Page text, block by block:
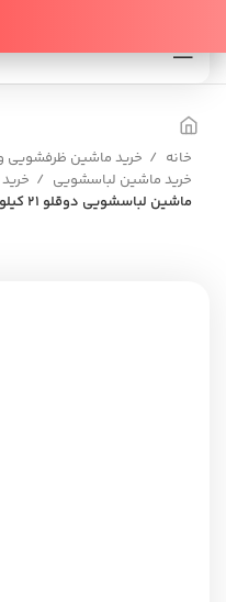
خانه
خرید ماشین ظرفشویی
خرید ماشین لباسشویی
ماشین لباسشویی دوقلو 21 کیلویی پاکشوما مدل PTF-2104AJ